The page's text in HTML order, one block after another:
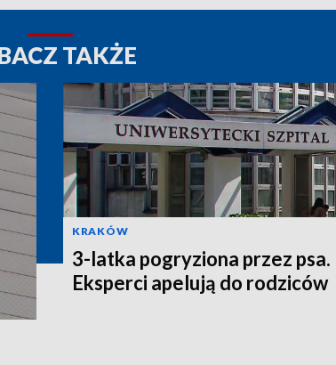
TAKŻE
KRAKÓW
3-latka pogryziona przez psa.
Eksperci apelują do rodziców